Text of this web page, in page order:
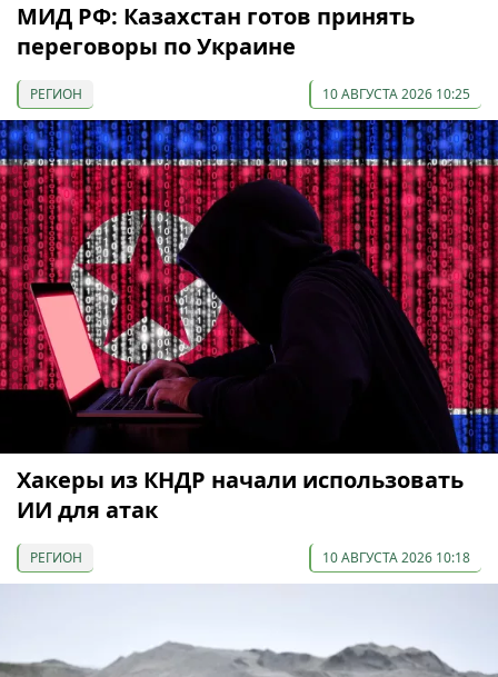
МИД РФ: Казахстан готов принять
переговоры по Украине
РЕГИОН 10 АВГУСТА 2026 10:25
Хакеры из КНДР начали использовать
ИИ для атак
РЕГИОН 10 АВГУСТА 2026 10:18